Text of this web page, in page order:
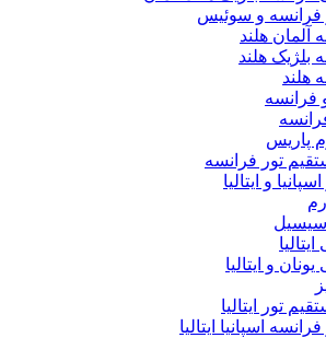
فرانسه و سوئیس
آلمان هلند
بلژیک هلند
هلند
فرانسه
پاریس
تور فرانسه
و ایتالیا
رم
سیسیل
و ایتالیا
تور ایتالیا
اسپانیا ایتالیا